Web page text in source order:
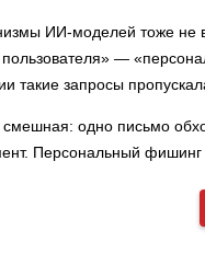
ИИ-моделей тоже не
—
такие запросы
одно письмо
Персональный